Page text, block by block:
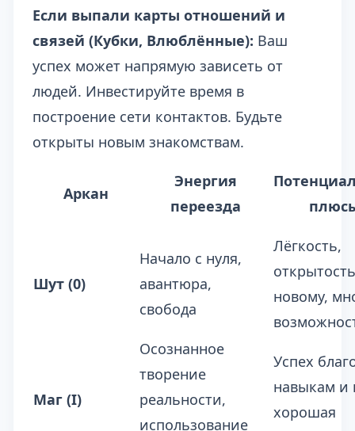
Если выпали карты отношений и
связей (Кубки, Влюблённые): Ваш
успех может напрямую зависеть от
людей. Инвестируйте время в
построение сети контактов. Будьте
открыты новым знакомствам.
Аркан
Энергия
переезда
Шут (0)
Начало с нуля,
авантюра,
свобода
Лёгкость,
открытость
новому,
Маг (I)
Осознанное
творение
реальности,
использование
Успех
навыкам и
хорошая